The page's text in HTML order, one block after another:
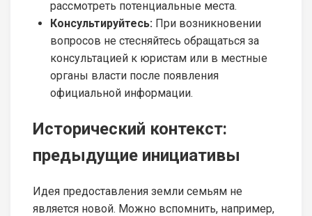
рассмотреть потенциальные места.
Консультируйтесь: При возникновении
вопросов не стесняйтесь обращаться за
консультацией к юристам или в местные
органы власти после появления
официальной информации.
Исторический контекст:
предыдущие инициативы
Идея предоставления земли семьям не
является новой. Можно вспомнить, например,